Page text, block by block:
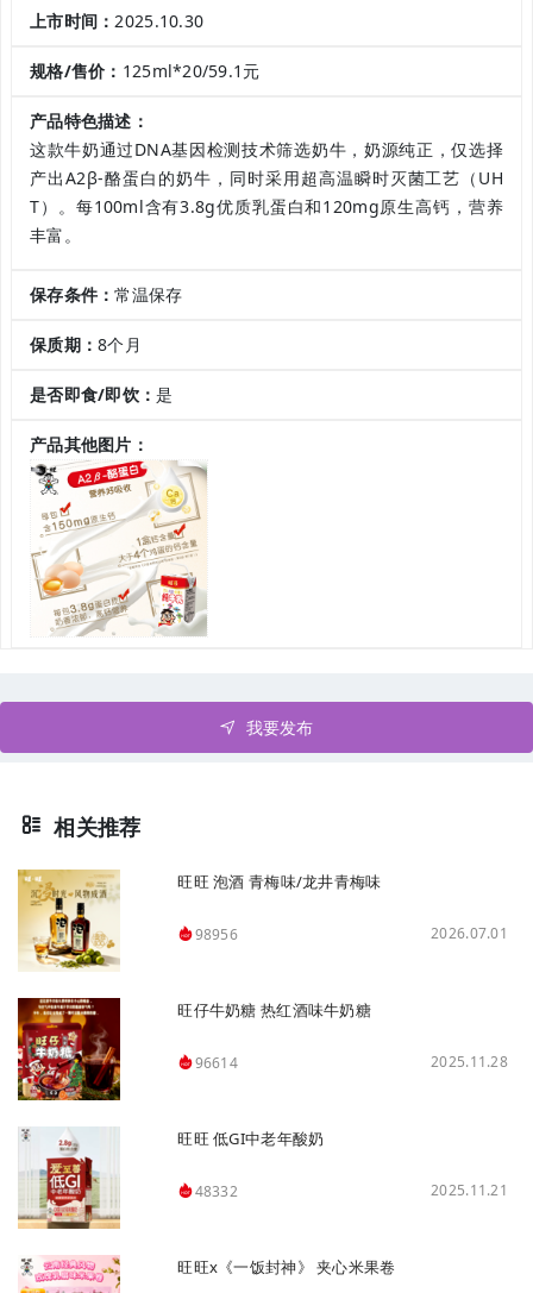
上市时间： 2025.10.30
规格/售价： 125ml*20/59.1元
产品特色描述：
这款牛奶通过DNA基因检测技术筛选奶牛，奶源纯正，仅选择
产出A2β-酪蛋白的奶牛，同时采用超高温瞬时灭菌工艺（UH
T）。每100ml含有3.8g优质乳蛋白和120mg原生高钙，营养
丰富。
保存条件：常温保存
保质期：8个月
是否即食/即饮：是
产品其他图片：
我要发布
相关推荐
旺旺 泡酒 青梅味/龙井青梅味
98956 2026.07.01
旺仔牛奶糖 热红酒味牛奶糖
96614 2025.11.28
旺旺 低GI中老年酸奶
48332 2025.11.21
旺旺x《一饭封神》 夹心米果卷